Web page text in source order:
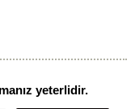
yeterlidir.